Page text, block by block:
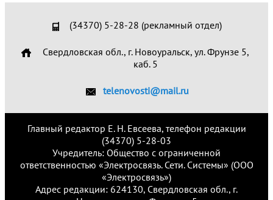
(34370) 5-28-28 (рекламный отдел)
Свердловская обл., г. Новоуральск, ул. Фрунзе 5,
каб. 5
telenovosti@mail.ru
Главный редактор Е. Н. Евсеева, телефон редакции
(34370) 5-28-03
Учредитель: Общество с ограниченной
ответственностью «Электросвязь. Сети. Системы» (ООО
«Электросвязь»)
Адрес редакции: 624130, Свердловская обл., г.